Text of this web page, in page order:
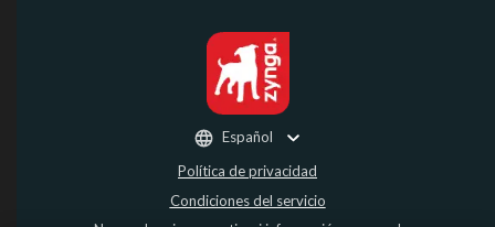
Política de privacidad
Condiciones del servicio
Español